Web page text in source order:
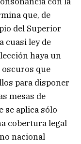
que, de
del Superior
cuasi ley de
haya un
que
para disponer
mesas de
se aplica sólo
cobertura legal
nacional